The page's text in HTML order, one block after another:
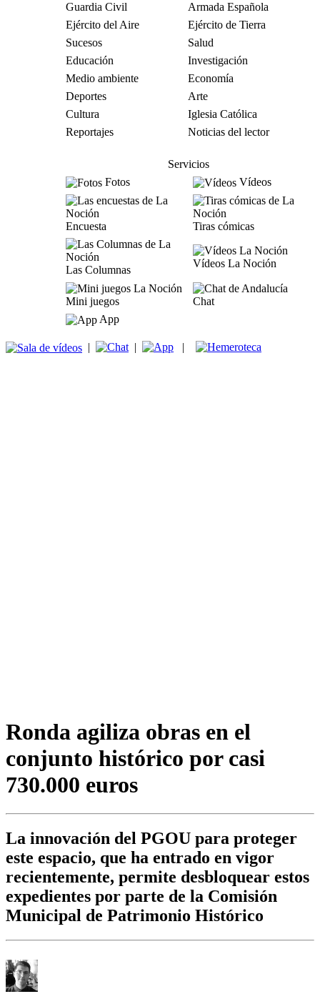
Guardia Civil
Armada Española
Ejército del Aire
Ejército de Tierra
Sucesos
Salud
Educación
Investigación
Medio ambiente
Economía
Deportes
Arte
Cultura
Iglesia Católica
Reportajes
Noticias del lector
Servicios
Fotos
Vídeos
Encuesta Tiras cómicas
Las Columnas
Vídeos La Noción
Mini juegos
Chat
App
| | |
Ronda agiliza obras en el
conjunto histórico por casi
730.000 euros
La innovación del PGOU para proteger
este espacio, que ha entrado en vigor
recientemente, permite desbloquear estos
expedientes por parte de la Comisión
Municipal de Patrimonio Histórico